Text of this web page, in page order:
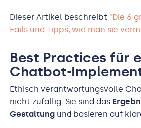
Dieser Artikel beschreibt "Die 6
Fails und Tipps, wie man sie
Best Practices für
Chatbot-
Ethisch verantwortungsvolle
nicht zufällig. Sie sind das
Gestaltung und basieren auf